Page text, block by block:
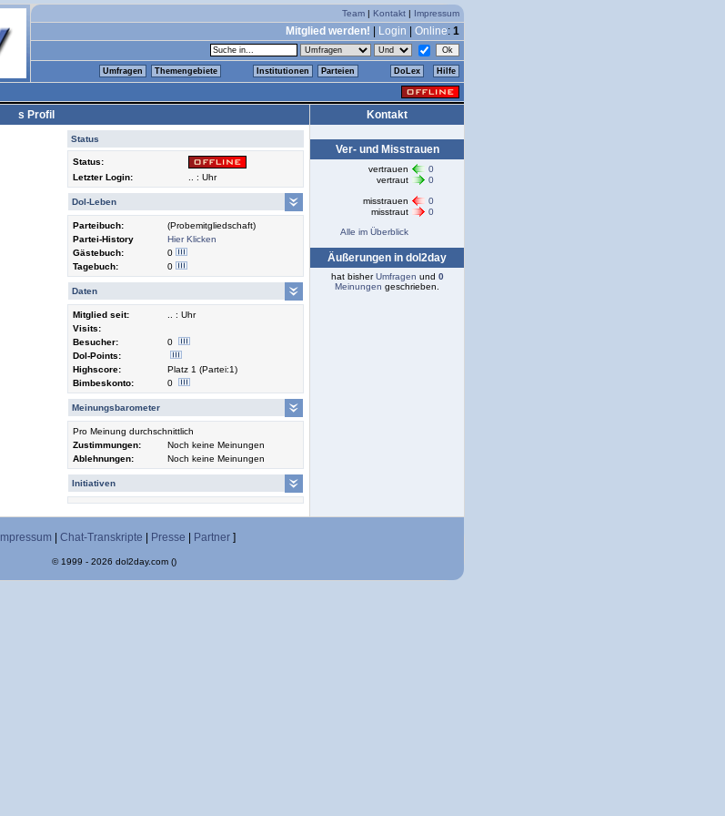
Team | Kontakt | Impressum
Mitglied werden! Login Online: 1
Umfragen Themengebiete Institutionen Parteien DoLex Hilfe
s Profil
Status
Status:
Letzter Login:
.. : Uhr
Dol-Leben
Parteibuch:
(Probemitgliedschaft)
Partei-History
Hier Klicken
Gästebuch:
0
Tagebuch:
0
Daten
Mitglied seit:
.. : Uhr
Visits:
Besucher:
0
Dol-Points:
Highscore:
Platz 1 (Partei:1)
Bimbeskonto:
0
Meinungsbarometer
Pro Meinung durchschnittlich
Zustimmungen:
Noch keine Meinungen
Ablehnungen:
Noch keine Meinungen
Initiativen
Kontakt
Ver- und Misstrauen
vertrauen
0
vertraut
0
misstrauen
0
misstraut
0
Alle im Überblick
Äußerungen in dol2day
hat bisherUmfragen und 0
Meinungen geschrieben.
Impressum Chat-Transkripte Presse Partner ]
© 1999 - 2026 dol2day.com ()